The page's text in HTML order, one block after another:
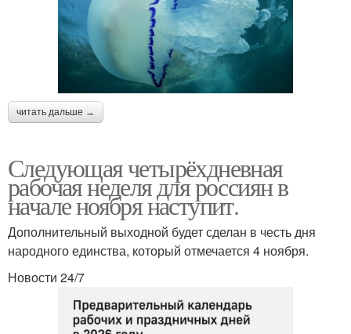
читать дальше →
Следующая четырёхдневная
рабочая неделя для россиян в
начале ноября наступит.
Дополнительный выходной будет сделан в честь дня
народного единства, который отмечается 4 ноября.
Новости 24/7